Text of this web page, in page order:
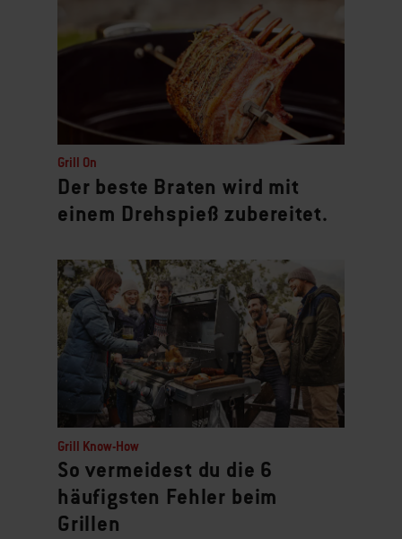
Grill On
Der beste Braten wird mit
einem Drehspieß zubereitet.
Grill Know-How
So vermeidest du die 6
häufigsten Fehler beim
Grillen